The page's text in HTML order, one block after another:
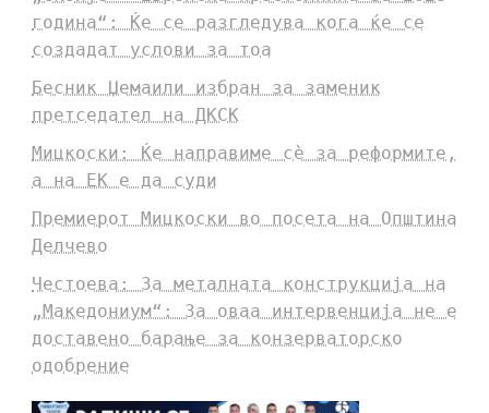
година“: Ќе се разгледува кога ќе се
создадат услови за тоа
Бесник Џемаили избран за заменик
претседател на ДКСК
Мицкоски: Ќе направиме сè за реформите,
а на ЕК е да суди
Премиерот Мицкоски во посета на Општина
Делчево
Честоева: За металната конструкција на
„Македониум“: За оваа интервенција не е
доставено барање за конзерваторско
одобрение